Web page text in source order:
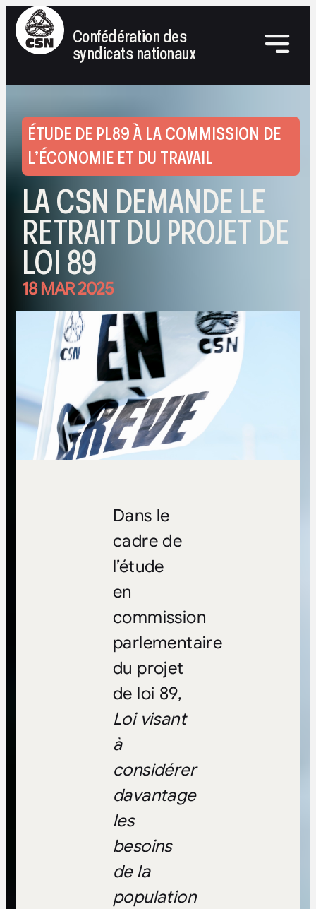
Confédération des
syndicats nationaux
ÉTUDE DE PL89 À LA COMMISSION DE
L’ÉCONOMIE ET DU TRAVAIL
LA CSN DEMANDE LE
RETRAIT DU PROJET DE
LOI 89
18 MAR 2025
Dans le
cadre de
l’étude
en
commission
parlementaire
du projet
de loi 89,
Loi visant
à
considérer
davantage
les
besoins
de la
population